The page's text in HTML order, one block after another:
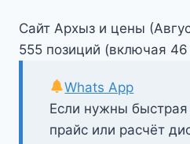
Сайт Архыз и цены
555 позиций (включая
Если нужны быстрая
прайс или расчёт
Whats App